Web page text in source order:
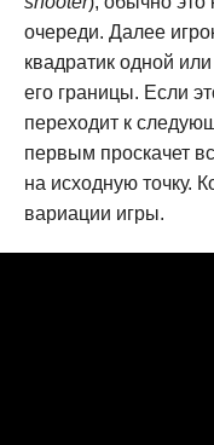
очереди. Далее
квадратик одной
его границы. Если
переходит к
первым проскачет
на исходную точку.
вариации игры.